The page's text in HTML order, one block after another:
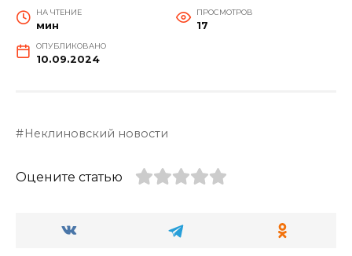
НА ЧТЕНИЕ
мин
ПРОСМОТРОВ
17
ОПУБЛИКОВАНО
10.09.2024
Неклиновский новости
Оцените статью